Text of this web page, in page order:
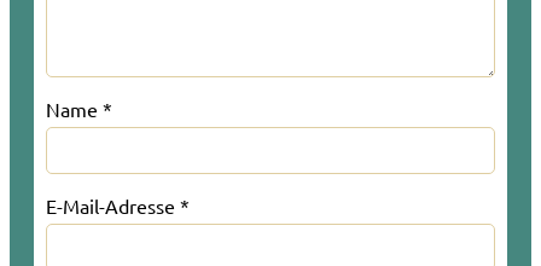
Name *
E-Mail-Adresse *